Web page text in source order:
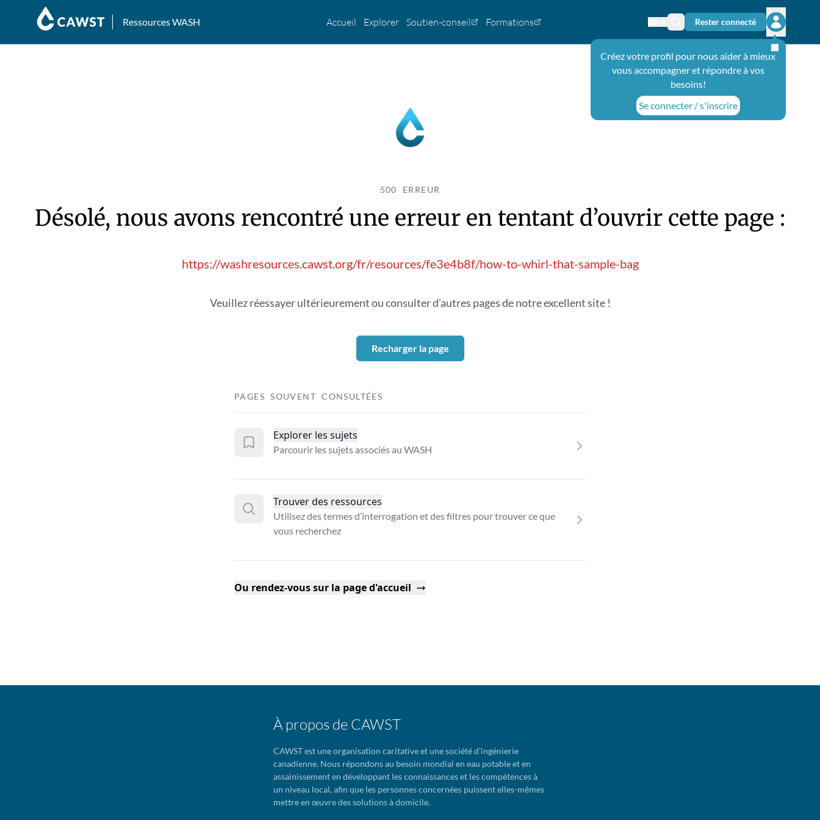
Ressources WASH Accueil Explorer Soutien-conseil Formations Changer de langue
Icône de recherche
Rester connecté
Ouvrir le
Créez votre profil pour nous aider à mieux
vous accompagner et répondre à vos
besoins!
Se connecter / s'inscrire
500 ERREUR
Désolé, nous avons rencontré une erreur en tentant d’ouvrir cette page :
https://washresources.cawst.org/fr/resources/fe3e4b8f/how-to-whirl-that-sample-bag
Veuillez réessayer ultérieurement ou consulter d’autres pages de notre excellent site !
Recharger la page
PAGES SOUVENT CONSULTÉES
Explorer les sujets
Parcourir les sujets associés au WASH
Trouver des ressources
Utilisez des termes d’interrogation et des filtres pour trouver ce que
vous recherchez
Ou rendez-vous sur la page d'accueil
À propos de CAWST
CAWST est une organisation caritative et une société d'ingénierie
canadienne. Nous répondons au besoin mondial en eau potable et en
assainissement en développant les connaissances et les compétences à
un niveau local, afin que les personnes concernées puissent elles-mêmes
mettre en œuvre des solutions à domicile.